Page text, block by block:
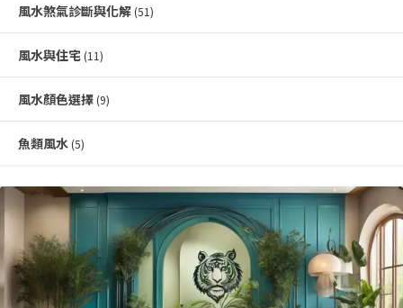
風水煞氣診斷與化解 (51)
風水與住宅 (11)
風水顏色選擇 (9)
魚類風水 (5)